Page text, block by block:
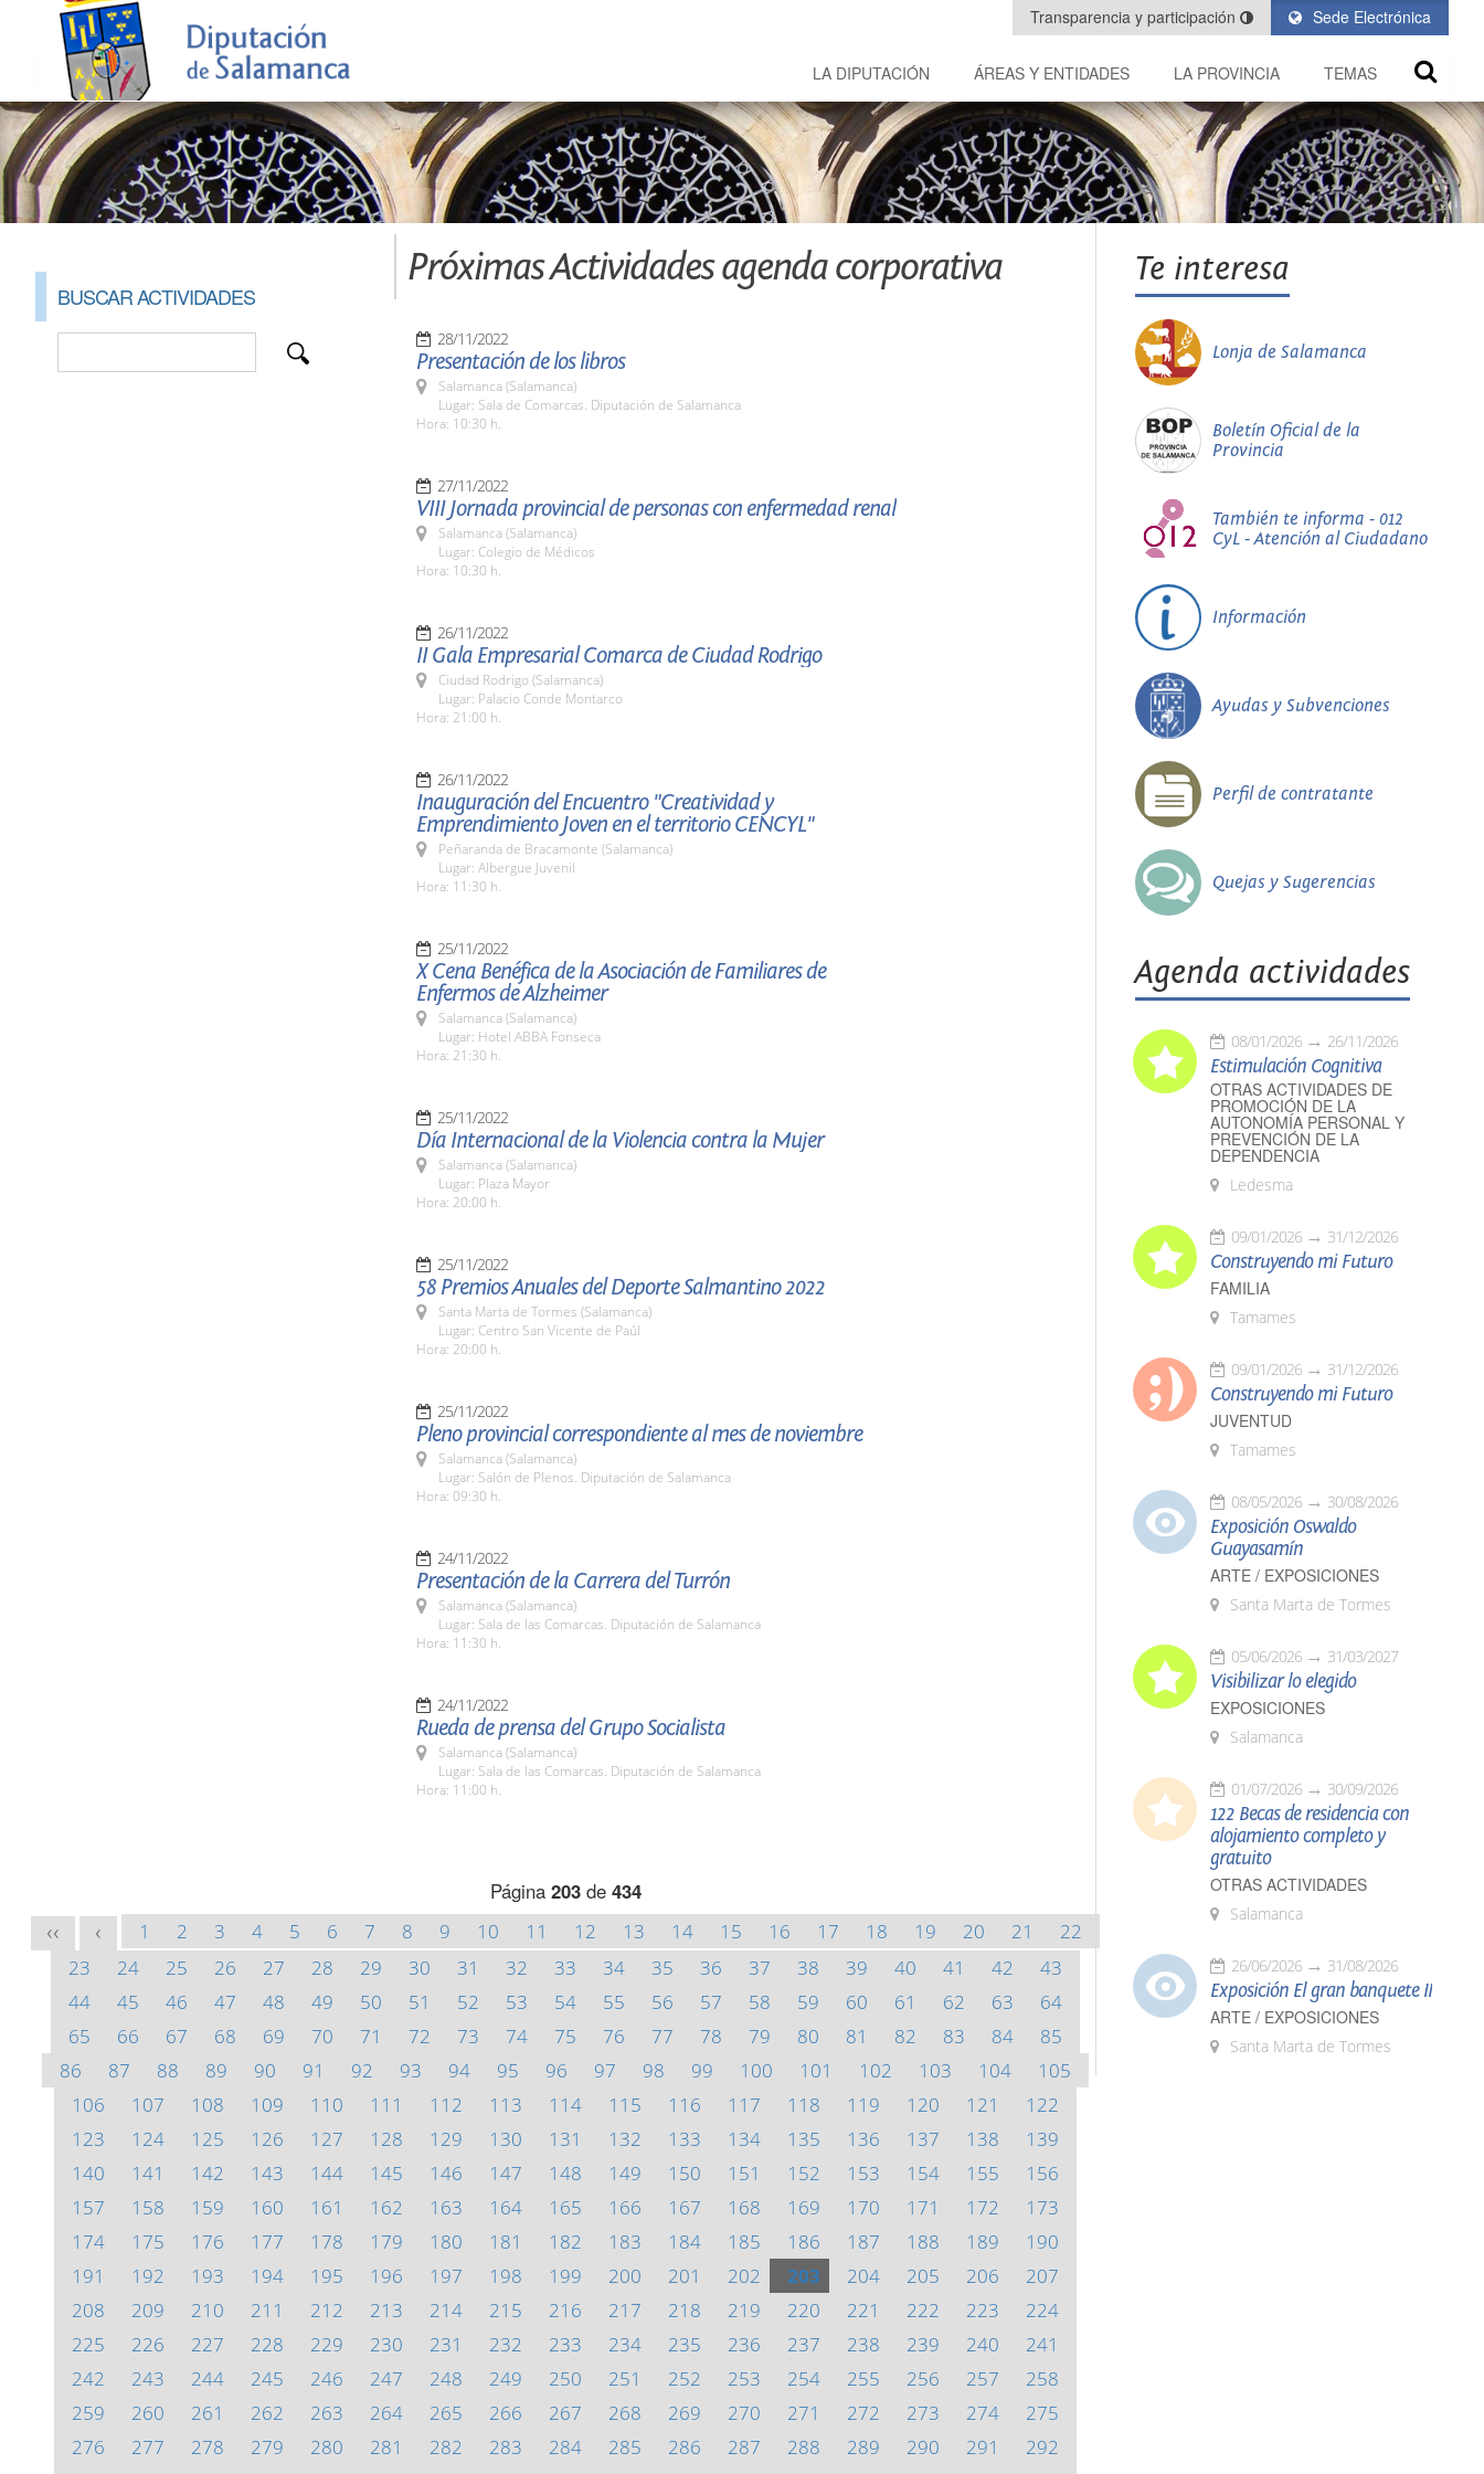
Sede Electrónica
Transparencia y participación
LA DIPUTACIÓN ÁREAS Y ENTIDADES LA PROVINCIA TEMAS
BUSCAR ACTIVIDADES
Próximas Actividades agenda corporativa
28/11/2022
Presentación de los libros
Salamanca (Salamanca)
Lugar: Sala de Comarcas. Diputación de Salamanca
Hora: 10:30 h.
27/11/2022
VIII Jornada provincial de personas con enfermedad renal
Salamanca (Salamanca)
Lugar: Colegio de Médicos
Hora: 10:30 h.
26/11/2022
II Gala Empresarial Comarca de Ciudad Rodrigo
Ciudad Rodrigo (Salamanca)
Lugar: Palacio Conde Montarco
Hora: 21:00 h.
26/11/2022
Inauguración del Encuentro "Creatividad y
Emprendimiento Joven en el territorio CENCYL"
Peñaranda de Bracamonte (Salamanca)
Lugar: Albergue Juvenil
Hora: 11:30 h.
25/11/2022
X Cena Benéfica de la Asociación de Familiares de
Enfermos de Alzheimer
Salamanca (Salamanca)
Lugar: Hotel ABBA Fonseca
Hora: 21:30 h.
25/11/2022
Día Internacional de la Violencia contra la Mujer
Salamanca (Salamanca)
Lugar: Plaza Mayor
Hora: 20:00 h.
25/11/2022
58 Premios Anuales del Deporte Salmantino 2022
Santa Marta de Tormes (Salamanca)
Lugar: Centro San Vicente de Paúl
Hora: 20:00 h.
25/11/2022
Pleno provincial correspondiente al mes de noviembre
Salamanca (Salamanca)
Lugar: Salón de Plenos. Diputación de Salamanca
Hora: 09:30 h.
24/11/2022
Presentación de la Carrera del Turrón
Salamanca (Salamanca)
Lugar: Sala de las Comarcas. Diputación de Salamanca
Hora: 11:30 h.
24/11/2022
Rueda de prensa del Grupo Socialista
Salamanca (Salamanca)
Lugar: Sala de las Comarcas. Diputación de Salamanca
Hora: 11:00 h.
Página 203de 434
<< < 1 2 3 4 5 6 7 8 9 10 11 12 13 14 15 16 17 18 19 20 21
22
23
24 25 26 27 28 29 30 31 32 33 34 35 36 37 38 39 40 41 42
43
44
45 46 47 48 49 50 51 52 53 54 55 56 57 58 59 60 61 62 63
64
65
66 67 68 69 70 71 72 73 74 75 76 77 78 79 80 81 82 83 84
85
86
87 88 89 90 91 92 93 94 95 96 97 98 99 100 101 102 103 104
105
106
107 108 109 110 111 112 113 114 115 116 117 118 119 120 121
122
123
124 125 126 127 128 129 130 131 132 133 134 135 136 137 138
139
140
141 142 143 144 145 146 147 148 149 150 151 152 153 154 155
156
157
158 159 160 161 162 163 164 165 166 167 168 169 170 171 172
173
174
175 176 177 178 179 180 181 182 183 184 185 186 187 188 189
190
191
192 193 194 195 196 197 198 199 200 201 202 203 204 205 206
207
208
209 210 211 212 213 214 215 216 217 218 219 220 221 222 223
224
225
226 227 228 229 230 231 232 233 234 235 236 237 238 239 240
241
242
243 244 245 246 247 248 249 250 251 252 253 254 255 256 257
258
259
260 261 262 263 264 265 266 267 268 269 270 271 272 273 274
275
276
277 278 279 280 281 282 283 284 285 286 287 288 289 290 291
292
Te interesa
Lonja de Salamanca
Boletín Oficial de la
Provincia
También te informa - 012
CyL - Atención al Ciudadano
Información
Ayudas y Subvenciones
Perfil de contratante
Quejas y Sugerencias
Agenda actividades
08/01/2026 26/11/2026
Estimulación Cognitiva
OTRAS ACTIVIDADES DE
PROMOCIÓN DE LA
AUTONOMÍA PERSONAL Y
PREVENCIÓN DE LA
DEPENDENCIA
Ledesma
09/01/2026 31/12/2026
Construyendo mi Futuro
FAMILIA
Tamames
09/01/2026 31/12/2026
Construyendo mi Futuro
JUVENTUD
Tamames
08/05/2026 30/08/2026
Exposición Oswaldo
Guayasamín
ARTE / EXPOSICIONES
Santa Marta de Tormes
05/06/2026 31/03/2027
Visibilizar lo elegido
EXPOSICIONES
Salamanca
01/07/2026 30/09/2026
122 Becas de residencia con
alojamiento completo y
gratuito
OTRAS ACTIVIDADES
Salamanca
26/06/2026 31/08/2026
Exposición El gran banquete II
ARTE / EXPOSICIONES
Santa Marta de Tormes